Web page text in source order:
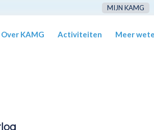
MIJN KAMG
Over KAMG Activiteiten Meer